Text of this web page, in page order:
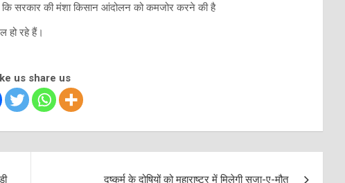
सरकार की मंशा किसान आंदोलन को कमजोर करने की है
हो रहे हैं।
us share us
दुष्कर्म के दोषियों को महाराष्ट्र में मिलेगी सजा-ए-मौत